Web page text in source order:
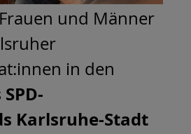
und Männer
in den
Karlsruhe-Stadt